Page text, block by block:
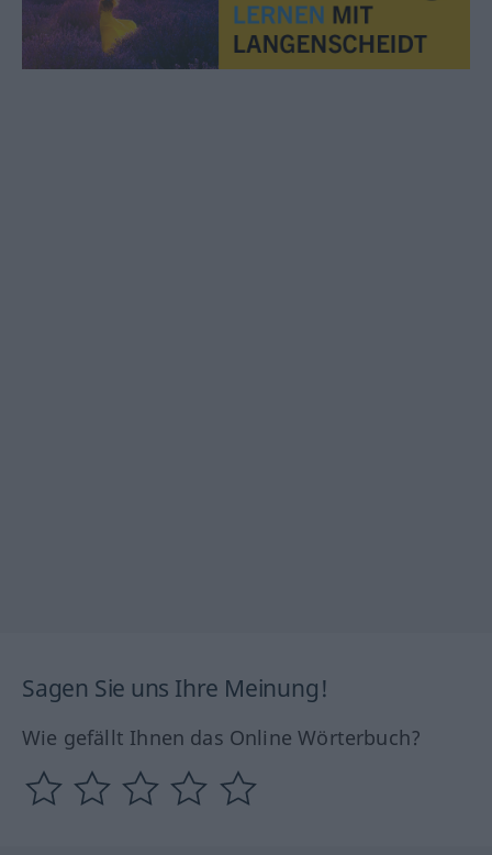
Sagen Sie uns Ihre Meinung!
Wie gefällt Ihnen das Online Wörterbuch?